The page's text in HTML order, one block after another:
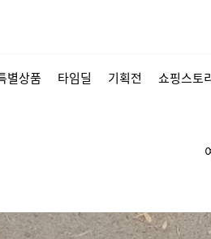
별상품 타임딜 기획전 쇼핑스토